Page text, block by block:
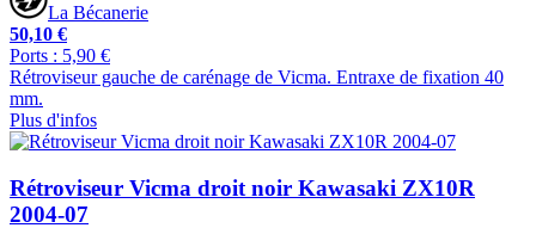
La Bécanerie
50,10 €
Ports : 5,90 €
Rétroviseur gauche de carénage de Vicma. Entraxe de fixation 40
mm.
Plus d'infos
Rétroviseur Vicma droit noir Kawasaki ZX10R
2004-07